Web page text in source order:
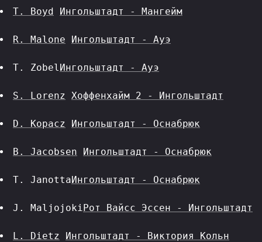
T. Boyd Ингольштадт - Мангейм
R. Malone Ингольштадт - Ауэ
T. ZobelИнгольштадт - Ауэ
S. Lorenz Хоффенхайм 2 - Ингольштадт
D. Kopacz Ингольштадт - Оснабрюк
B. Jacobsen Ингольштадт - Оснабрюк
T. JanottaИнгольштадт - Оснабрюк
J. MaljojokiРот Вайсс Эссен - Ингольштадт
L. Dietz Ингольштадт - Виктория Кольн